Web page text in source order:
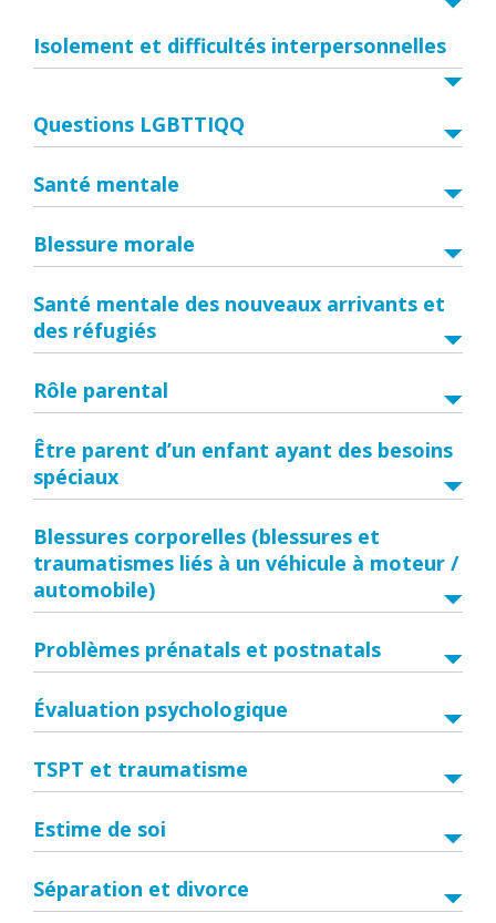
Isolement et difficultés interpersonnelles
Questions LGBTTIQQ
Santé mentale
Blessure morale
Santé mentale des nouveaux arrivants et
des réfugiés
Rôle parental
Être parent d’un enfant ayant des besoins
spéciaux
Blessures corporelles (blessures et
traumatismes liés à un véhicule à moteur /
automobile)
Problèmes prénatals et postnatals
Évaluation psychologique
TSPT et traumatisme
Estime de soi
Séparation et divorce